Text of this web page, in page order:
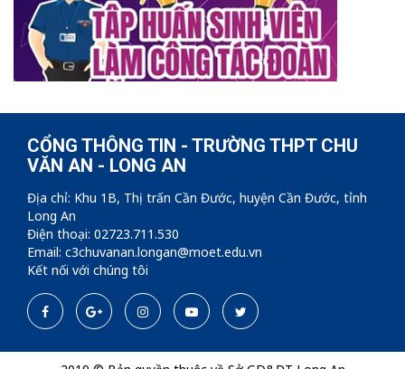
CỔNG THÔNG TIN - TRƯỜNG THPT CHU
VĂN AN - LONG AN
Địa chỉ: Khu 1B, Thị trấn Cần Đước, huyện Cần Đước, tỉnh
Long An
Điện thoại: 02723.711.530
Email: c3chuvanan.longan@moet.edu.vn
Kết nối với chúng tôi